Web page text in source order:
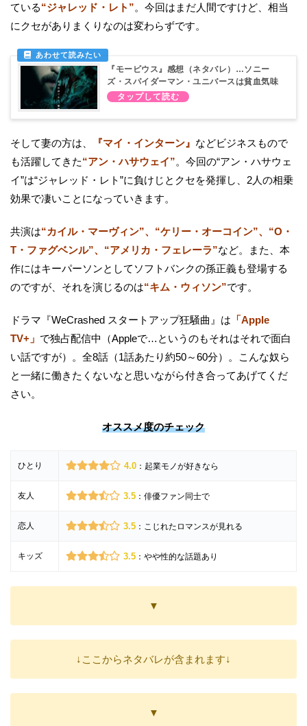
ている“ジャレッド・レト”。今回はまだ人間ですけど、相当
にクセがありまくりなのは変わらずです。
『モービウス』感想（ネタバレ）…ソニー
ズ・スパイダーマン・ユニバースは貧血気味
そして妻の方は、 『マイ・インターン』 などビジネスもので
も活躍してきた“アン・ハサウェイ”。今回の“アン・ハサウェ
イ”は“ジャレッド・レト”に負けじとクセを発揮し、2人の相乗
効果で凄いことになっていきます。
共演は“カイル・マーヴィン”、“ケリー・オーコイン”、“O・
T・ファグベンル”、“アメリカ・フェレーラ”など。また、本
作にはキーパーソンとしてソフトバンクの孫正義も登場する
のですが、それを演じるのは“キム・ウィソン”です。
ドラマ『WeCrashed スタートアップ狂騒曲』は 「Apple
TV+」 で独占配信中（Appleで…というのもそれはそれで面白
い話ですが）。全8話（1話あたり約50～60分）。こんな奴ら
と一緒に働きたくないなと思いながら付き合ってあげてくだ
さい。
オススメ度のチェック
ひとり 4.0：起業モノが好きなら
友人 3.5：俳優ファン同士で
恋人 3.5：こじれたロマンスが見れる
キッズ 3.5：やや性的な話題あり
▼
↓ここからネタバレが含まれます↓
▼